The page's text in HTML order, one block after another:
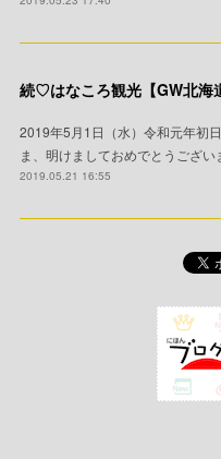
2019年5月1日（水）令和元年初
ま、明けましておめでとうござ
2019.05.21 16:55